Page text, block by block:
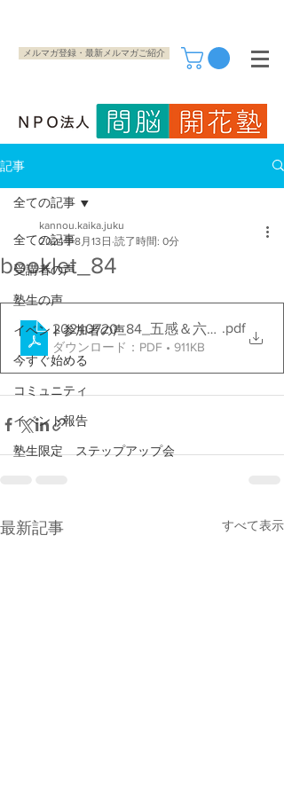
メルマガ登録・最新メルマガご紹介
記事
全ての記事
受講者の声
塾生の声
イベント参加者の声
今すぐ始める
コミュニティ
イベント報告
塾生限定 ステップアップ会
全ての記事
booklet_84
kannou.kaika.juku
2024年8月13日 読了時間: 0分
20240720_84_五感＆六感覚醒と間
.pdf
ダウンロード：PDF • 911KB
最新記事 すべて表示